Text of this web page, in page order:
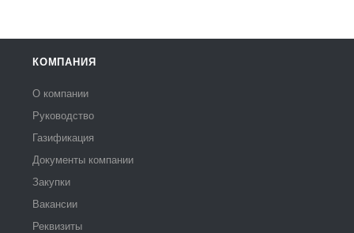
КОМПАНИЯ
О компании
Руководство
Газификация
Документы компании
Закупки
Вакансии
Реквизиты